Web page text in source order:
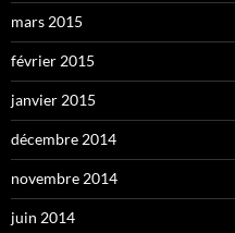
mars 2015
février 2015
janvier 2015
décembre 2014
novembre 2014
juin 2014